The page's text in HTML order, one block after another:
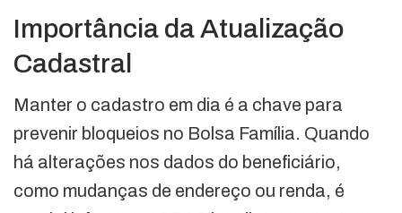
Importância da Atualização
Cadastral
Manter o cadastro em dia é a chave para
prevenir bloqueios no Bolsa Família. Quando
há alterações nos dados do beneficiário,
como mudanças de endereço ou renda, é